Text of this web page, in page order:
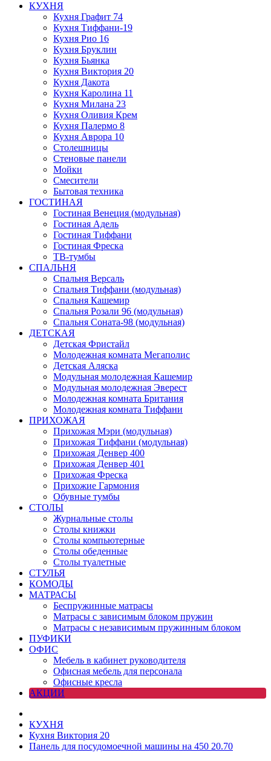
КУХНЯ
Кухня Графит 74
Кухня Тиффани-19
Кухня Рио 16
Кухня Бруклин
Кухня Бьянка
Кухня Виктория 20
Кухня Дакота
Кухня Каролина 11
Кухня Милана 23
Кухня Оливия Крем
Кухня Палермо 8
Кухня Аврора 10
Столешницы
Стеновые панели
Мойки
Смесители
Бытовая техника
ГОСТИНАЯ
Гостиная Венеция (модульная)
Гостиная Адель
Гостиная Тиффани
Гостиная Фреска
ТВ-тумбы
СПАЛЬНЯ
Спальня Версаль
Спальня Тиффани (модульная)
Спальня Кашемир
Спальня Розали 96 (модульная)
Спальня Соната-98 (модульная)
ДЕТСКАЯ
Детская Фристайл
Молодежная комната Мегаполис
Детская Аляска
Модульная молодежная Кашемир
Модульная молодежная Эверест
Молодежная комната Британия
Молодежная комната Тиффани
ПРИХОЖАЯ
Прихожая Мэри (модульная)
Прихожая Тиффани (модульная)
Прихожая Денвер 400
Прихожая Денвер 401
Прихожая Фреска
Прихожие Гармония
Обувные тумбы
СТОЛЫ
Журнальные столы
Столы книжки
Столы компьютерные
Столы обеденные
Столы туалетные
СТУЛЬЯ
КОМОДЫ
МАТРАСЫ
Беспружинные матрасы
Матрасы с зависимым блоком пружин
Матрасы с независимым пружинным блоком
ПУФИКИ
ОФИС
Мебель в кабинет руководителя
Офисная мебель для персонала
Офисные кресла
АКЦИИ
КУХНЯ
Кухня Виктория 20
Панель для посудомоечной машины на 450 20.70